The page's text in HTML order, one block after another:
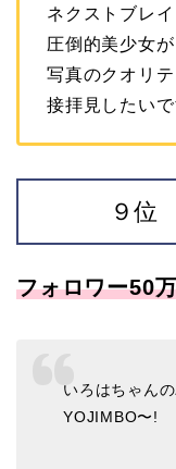
ネクストブレイ
圧倒的美少女
写真のクオリ
接拝見したいで
９位
フォロワー50
いろはちゃん
YOJIMBO〜!